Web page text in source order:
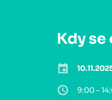
Kdy
9:00 –